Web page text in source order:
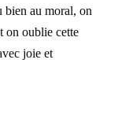
bien au moral, on
on oublie cette
joie et